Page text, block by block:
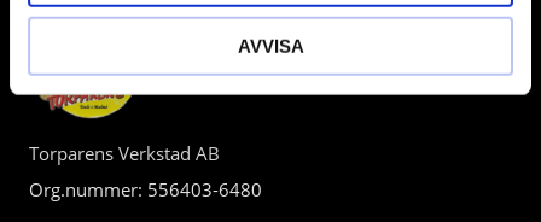
AVVISA
Torparens Verkstad AB
Org.nummer: 556403-6480